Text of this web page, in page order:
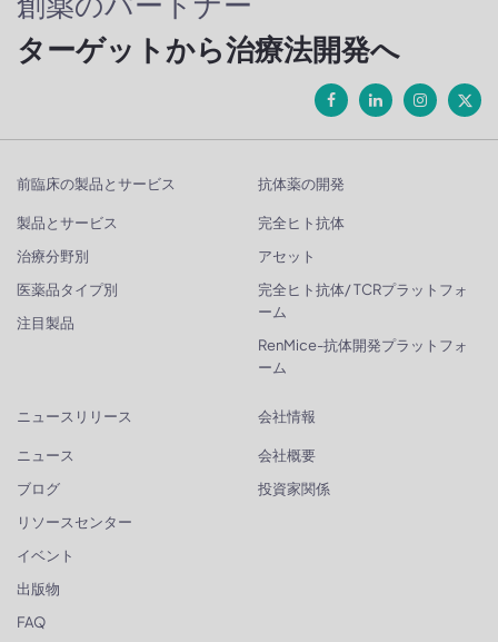
ターゲットから治療法開発へ
前臨床の製品とサービス
製品とサービス
治療分野別
医薬品タイプ別
注目製品
抗体薬の開発
完全ヒト抗体
アセット
完全ヒト抗体/ TCRプラットフォ
ーム
RenMice-抗体開発プラットフォ
ーム
ニュースリリース
ニュース
ブログ
リソースセンター
イベント
出版物
FAQ
会社情報
会社概要
投資家関係